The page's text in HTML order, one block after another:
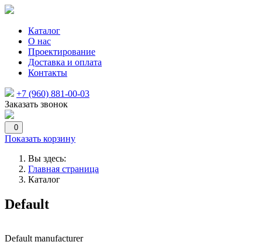
Каталог
О нас
Проектирование
Доставка и оплата
Контакты
+7 (960) 881-00-03
Заказать звонок
0
Показать корзину
Вы здесь:
Главная страница
Каталог
Default
Default manufacturer